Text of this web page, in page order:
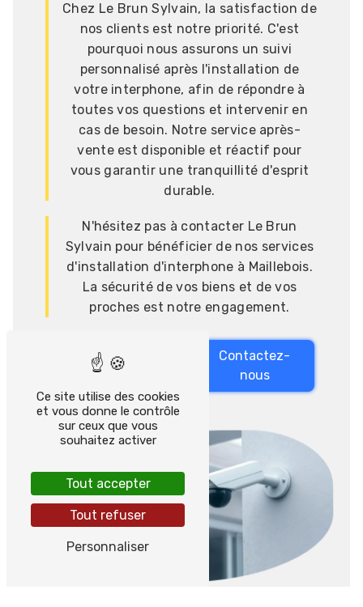
Chez Le Brun Sylvain, la satisfaction de
nos clients est notre priorité. C'est
pourquoi nous assurons un suivi
personnalisé après l'installation de
votre interphone, afin de répondre à
toutes vos questions et intervenir en
cas de besoin. Notre service après-
vente est disponible et réactif pour
vous garantir une tranquillité d'esprit
durable.
N'hésitez pas à contacter Le Brun
Sylvain pour bénéficier de nos services
d'installation d'interphone à Maillebois.
La sécurité de vos biens et de vos
proches est notre engagement.
En savoir
Contactez-
nous
Ce site utilise des cookies
et vous donne le contrôle
sur ceux que vous
souhaitez activer
Tout accepter
Tout refuser
Personnaliser